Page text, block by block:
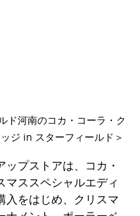
ド河南のコカ・コーラ・ク
ジ in スターフィールド＞
ップストアは、コカ・
マススペシャルエディ
入をはじめ、クリスマ